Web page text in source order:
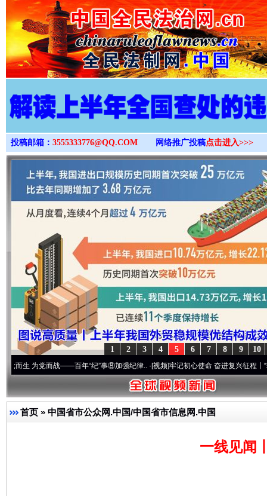
>
投稿邮箱： 3555333776@QQ.COM 网络推广投稿点击进入>>>
10
9
8
7
6
5
4
3
2
1
而战——百年“纪”事⑧加强纪律..·[视频]牢记初心使命 奋进复兴征程丨“转折之城”激
首页 » 中国省市公众网.中国/中国省市信息网.中国
一线见闻